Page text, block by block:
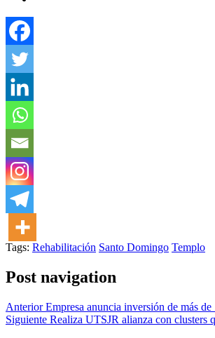
Tags: Rehabilitación Santo Domingo Templo
Post navigation
AnteriorEmpresa anuncia inversión de más
Siguiente Realiza UTSJR alianza con clusters